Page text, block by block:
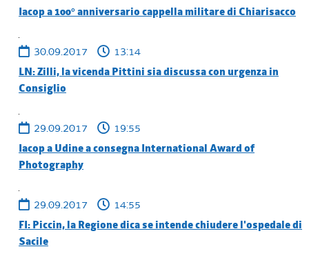
Iacop a 100° anniversario cappella militare di Chiarisacco
30.09.2017 13:14
LN: Zilli, la vicenda Pittini sia discussa con urgenza in
Consiglio
29.09.2017 19:55
Iacop a Udine a consegna International Award of
Photography
29.09.2017 14:55
FI: Piccin, la Regione dica se intende chiudere l'ospedale di
Sacile